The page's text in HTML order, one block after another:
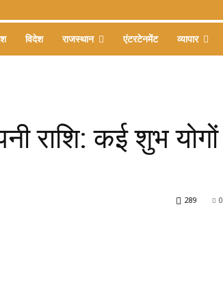
विदेश राजस्थान एंटरटेनमेंट व्यापार
राशि: कई शुभ योगों
0
289